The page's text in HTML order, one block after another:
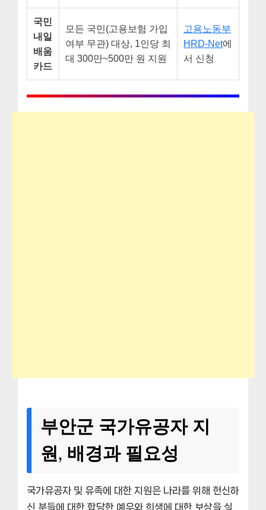
국민
내일
배움
카드
모든 국민(고용보험 가입
여부 무관) 대상, 1인당 최
대 300만~500만 원 지원
고용노동부
HRD-Net에
서 신청
부안군 국가유공자 지
원, 배경과 필요성
국가유공자 및 유족에 대한 지원은 나라를 위해 헌신하
신 분들에 대한 합당한 예우와 희생에 대한 보상을 실